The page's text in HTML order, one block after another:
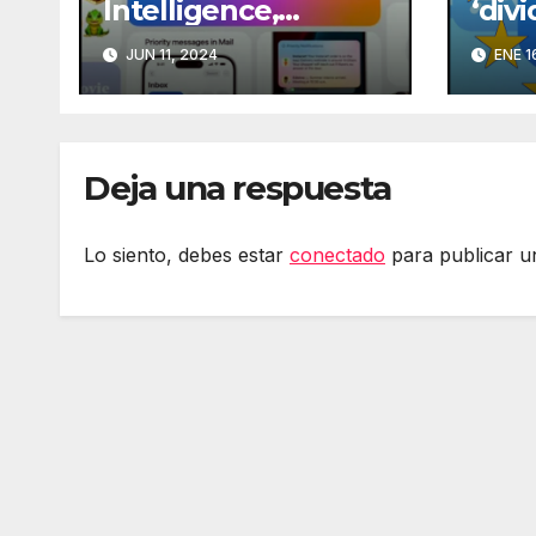
Intelligence,
integrando
ChatGPT en Siri
JUN 11, 2024
en
ENE
Deja una respuesta
Lo siento, debes estar conectado para publicar